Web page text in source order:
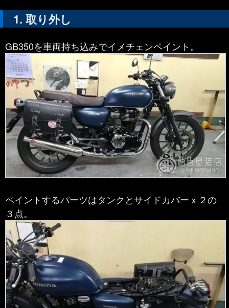
取り外し
GB350を車両持ち込みでイメチェンペイント。
ペイントするパーツはタンクとサイドカバーｘ２の
３点。